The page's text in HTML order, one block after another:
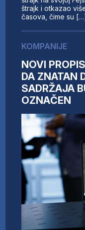
štrajk i otkazao
časova, čime su […]
KOMPANIJE
NOVI
DA ZNATAN
SADRŽAJA
OZNAČEN